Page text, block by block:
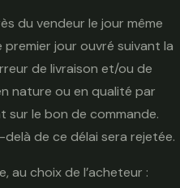
du vendeur le jour même
jour ouvré suivant la
de livraison et/ou de
nature ou en qualité par
le bon de commande.
de ce délai sera rejetée.
au choix de l’acheteur :